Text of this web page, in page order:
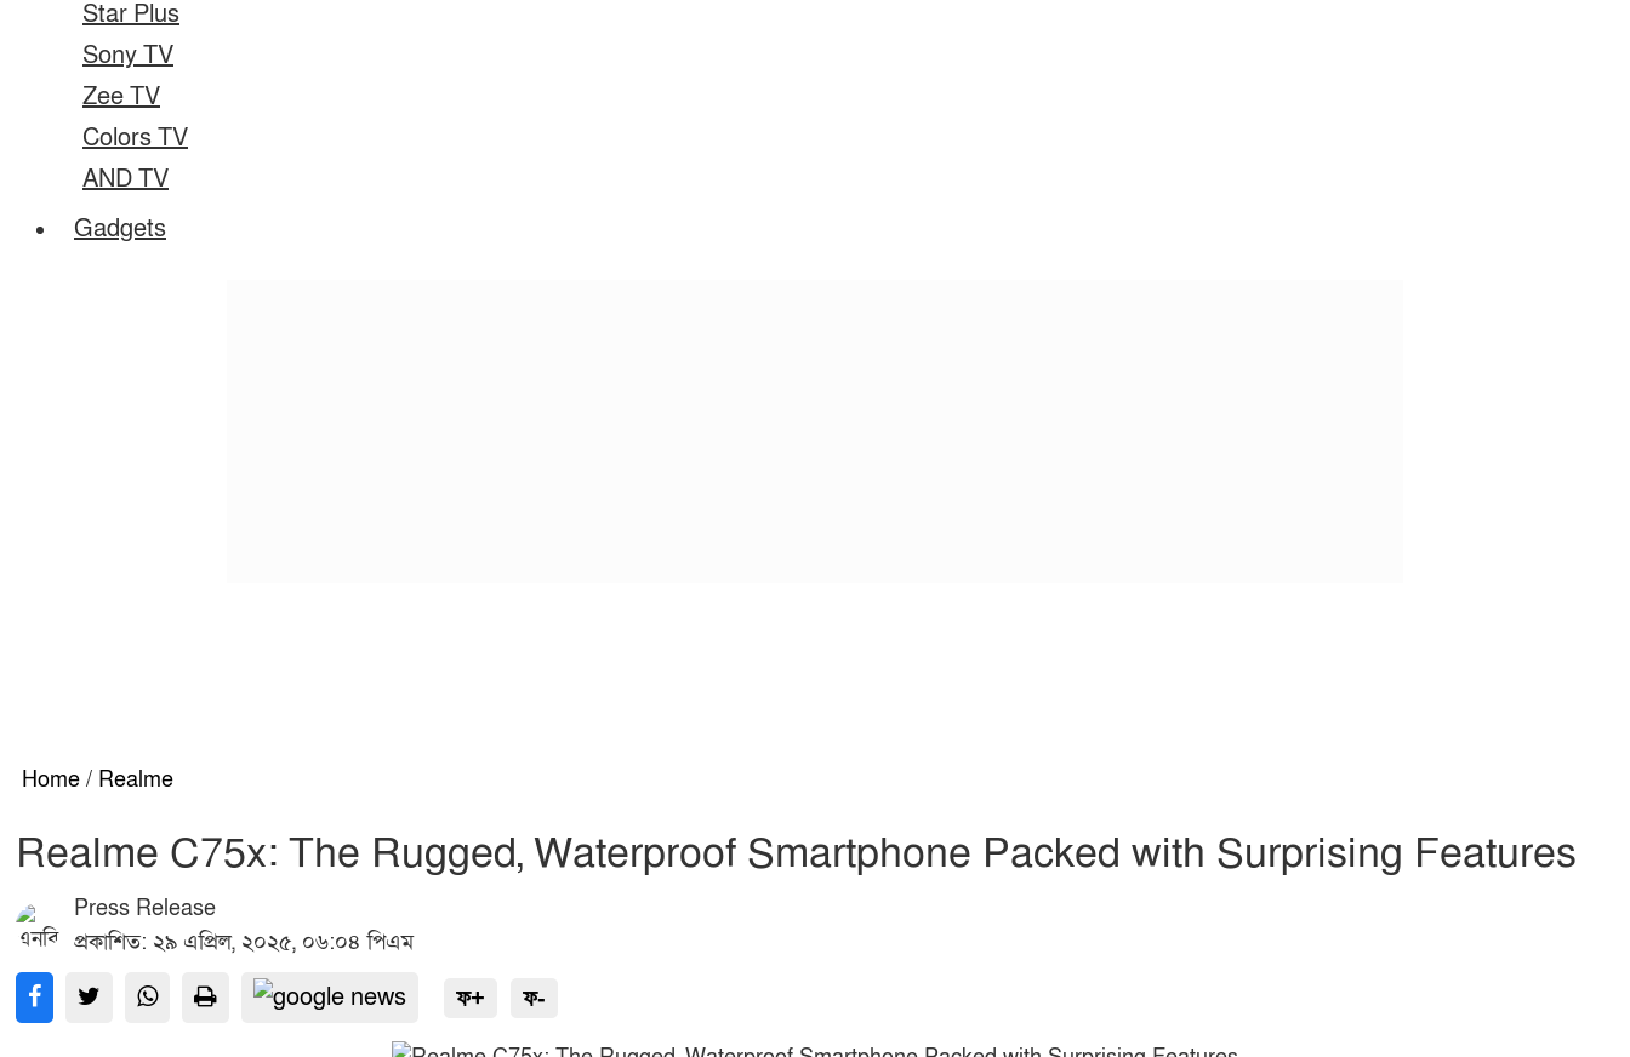
Star Plus
Sony TV
Zee TV
Colors TV
AND TV
Gadgets
Home / Realme
Realme C75x: The Rugged, Waterproof Smartphone Packed with Surprising Features
Press Release
প্রকাশিত: ২৯ এপ্রিল, ২০২৫, ০৬:০৪ পিএম
ফ+ ফ-